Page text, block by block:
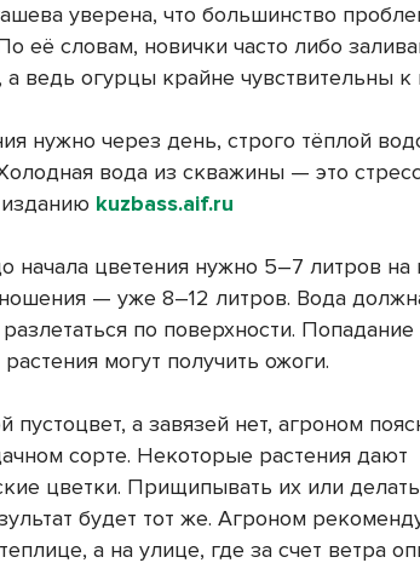
уверена, что большинство
её словам, новички часто либо
ведь огурцы крайне чувствительны к
нужно через день, строго тёплой
вода из скважины — это
изданию kuzbass.aif.ru
начала цветения нужно 5–7 литров на
— уже 8–12 литров. Вода
по поверхности. Попадание
могут получить ожоги.
пустоцвет, а завязей нет, агроном
сорте. Некоторые растения дают
цветки. Прищипывать их или
будет тот же. Агроном
а на улице, где за счет ветра